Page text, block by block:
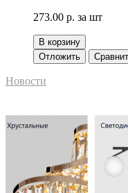
273.00 р. за шт
В корзину
Отложить
Новости